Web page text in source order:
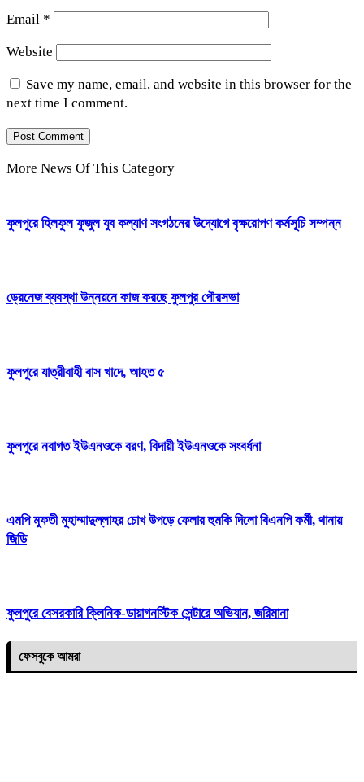
Email *
Website
Save my name, email, and website in this browser for the
next time I comment.
More News Of This Category
ফুলপুরে হিলফুল ফুজুল যুব কল্যাণ সংগঠনের উদ্যোগে বৃক্ষরোপণ কর্মসূচি সম্পন্ন
ড্রেনেজ ব্যবস্থা উন্নয়নে কাজ করছে ফুলপুর পৌরসভা
ফুলপুরে যাত্রীবাহী বাস খাদে, আহত ৫
ফুলপুরে নবাগত ইউএনওকে বরণ, বিদায়ী ইউএনওকে সংবর্ধনা
এমপি মুফতী মুহাম্মাদুল্লাহর চোখ উপড়ে ফেলার হুমকি দিলো বিএনপি কর্মী, থানায়
জিডি
ফুলপুরে বেসরকারি ক্লিনিক-ডায়াগনস্টিক সেন্টারে অভিযান, জরিমানা
ফেসবুকে আমরা